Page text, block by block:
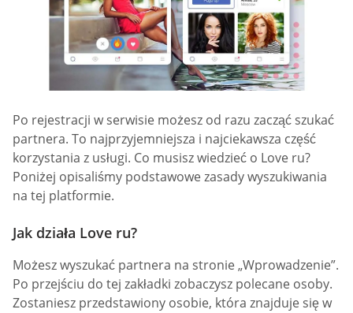
Po rejestracji w serwisie możesz od razu zacząć szukać
partnera. To najprzyjemniejsza i najciekawsza część
korzystania z usługi. Co musisz wiedzieć o Love ru?
Poniżej opisaliśmy podstawowe zasady wyszukiwania
na tej platformie.
Jak działa Love ru?
Możesz wyszukać partnera na stronie „Wprowadzenie”.
Po przejściu do tej zakładki zobaczysz polecane osoby.
Zostaniesz przedstawiony osobie, która znajduje się w